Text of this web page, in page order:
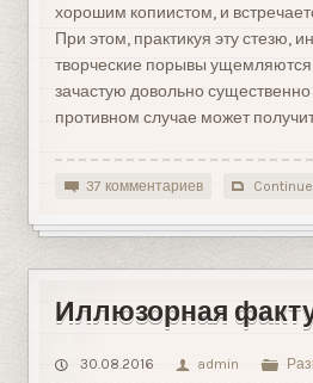
хорошим копиистом, и
При этом, практикуя эту стезю,
творческие порывы ущемляются
зачастую довольно
противном случае может
37 комментариев
Иллюзорная
30.08.2016 admin